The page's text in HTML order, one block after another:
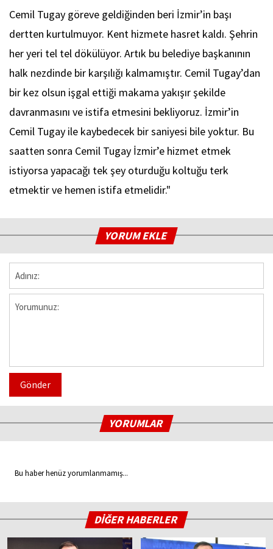
Cemil Tugay göreve geldiğinden beri İzmir’in başı
dertten kurtulmuyor. Kent hizmete hasret kaldı. Şehrin
her yeri tel tel dökülüyor. Artık bu belediye başkanının
halk nezdinde bir karşılığı kalmamıştır. Cemil Tugay’dan
bir kez olsun işgal ettiği makama yakışır şekilde
davranmasını ve istifa etmesini bekliyoruz. İzmir’in
Cemil Tugay ile kaybedecek bir saniyesi bile yoktur. Bu
saatten sonra Cemil Tugay İzmir’e hizmet etmek
istiyorsa yapacağı tek şey oturduğu koltuğu terk
etmektir ve hemen istifa etmelidir."
YORUM EKLE
Gönder
YORUMLAR
Bu haber henüz yorumlanmamış...
DİĞER HABERLER